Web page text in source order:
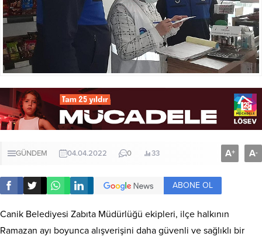
GÜNDEM 04.04.2022 0 33 A+ A-
ABONE OL
Canik Belediyesi Zabıta Müdürlüğü ekipleri, ilçe halkının
Ramazan ayı boyunca alışverişini daha güvenli ve sağlıklı bir